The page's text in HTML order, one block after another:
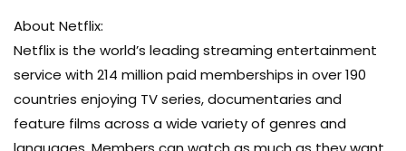
Tim Coddington
About Netflix:
Netflix is the world’s leading streaming entertainment
service with 214 million paid memberships in over 190
countries enjoying TV series, documentaries and
feature films across a wide variety of genres and